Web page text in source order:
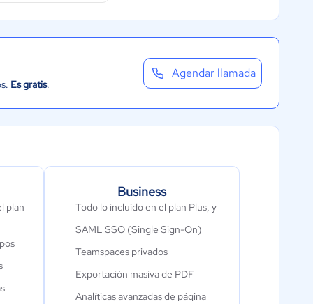
Es gratis.
Agendar llamada
plan
Business
Todo lo incluído en el plan Plus, y
SAML SSO (Single Sign-On)
Teamspaces privados
Exportación masiva de PDF
Analíticas avanzadas de página